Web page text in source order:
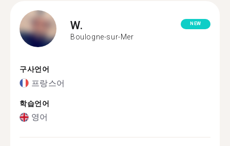
W.
Boulogne-sur-Mer
NEW
구사언어
프랑스어
학습언어
영어